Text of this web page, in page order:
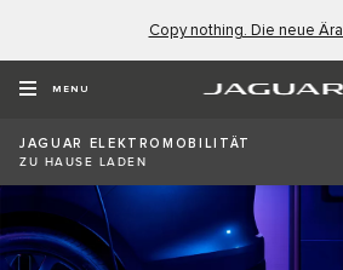
Copy nothing. Die neue
MENU
JAGUAR ELEKTROMOBILITÄT​
ZU HAUSE LADEN